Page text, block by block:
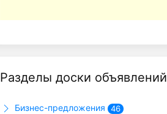
Разделы доски объявлений
Бизнес-предложения 46